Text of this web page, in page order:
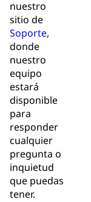
nuestro
sitio de
Soporte,
donde
nuestro
equipo
estará
disponible
para
responder
cualquier
pregunta o
inquietud
que puedas
tener.